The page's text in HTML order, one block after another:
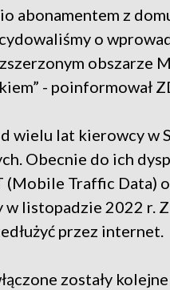
abonamentem z
o
obszarze
- poinformował
wielu lat kierowcy w
Obecnie do ich
(Mobile Traffic Data)
w listopadzie 2022 r.
przez internet.
zostały